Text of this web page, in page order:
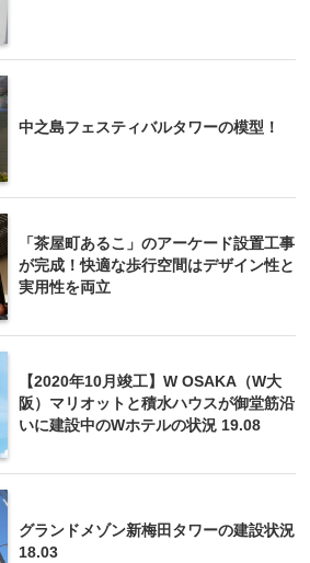
中之島フェスティバルタワーの模型！
「茶屋町あるこ」のアーケード設置工事
が完成！快適な歩行空間はデザイン性と
実用性を両立
【2020年10月竣工】W OSAKA（W大
阪）マリオットと積水ハウスが御堂筋沿
いに建設中のWホテルの状況 19.08
グランドメゾン新梅田タワーの建設状況
18.03